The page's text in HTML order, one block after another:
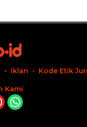
Iklan Kode Etik
Kami